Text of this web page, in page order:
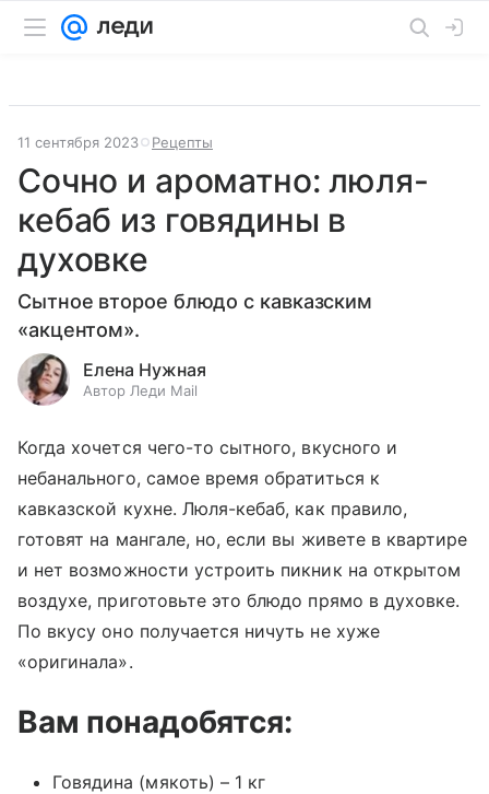
11 сентября 2023 Рецепты
Сочно и ароматно: люля-
кебаб из говядины в
духовке
Сытное второе блюдо с кавказским
«акцентом».
Елена Нужная
Автор Леди Mail
Когда хочется чего-то сытного, вкусного и
небанального, самое время обратиться к
кавказской кухне. Люля-кебаб, как правило,
готовят на мангале, но, если вы живете в квартире
и нет возможности устроить пикник на открытом
воздухе, приготовьте это блюдо прямо в духовке.
По вкусу оно получается ничуть не хуже
«оригинала».
Вам понадобятся:
Говядина (мякоть) – 1 кг